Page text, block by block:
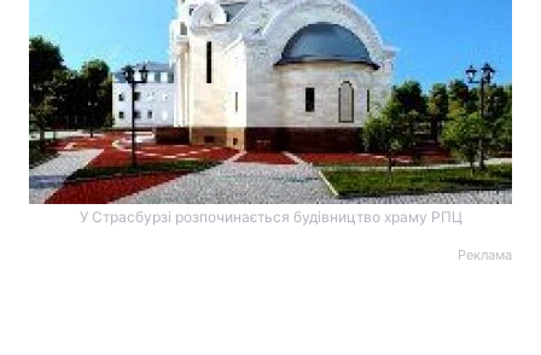
У Страсбурзі розпочинається будівництво храму РПЦ
Реклама